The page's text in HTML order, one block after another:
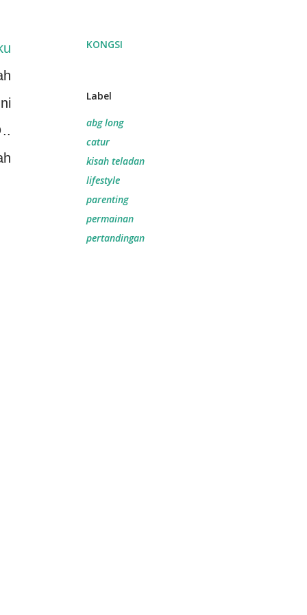
KONGSI
Label
abg long
catur
kisah teladan
lifestyle
parenting
permainan
pertandingan